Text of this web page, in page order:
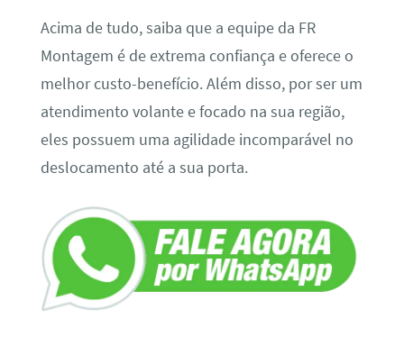
Acima de tudo, saiba que a equipe da FR
Montagem é de extrema confiança e oferece o
melhor custo-benefício. Além disso, por ser um
atendimento volante e focado na sua região,
eles possuem uma agilidade incomparável no
deslocamento até a sua porta.